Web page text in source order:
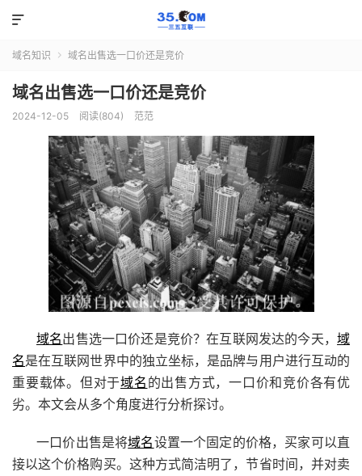

域名知识  域名出售选一口价还是竞价
域名出售选一口价还是竞价
2024-12-05 阅读(804) 范范
域名出售选一口价还是竞价？在互联网发达的今天，域
名是在互联网世界中的独立坐标，是品牌与用户进行互动的
重要载体。但对于域名 的出售方式，一口价和竞价各有优
劣。本文会从多个角度进行分析探讨。
一口价出售是将域名设置一个固定的价格，买家可以直
接以这个价格购买。这种方式简洁明了，节省时间，并对卖